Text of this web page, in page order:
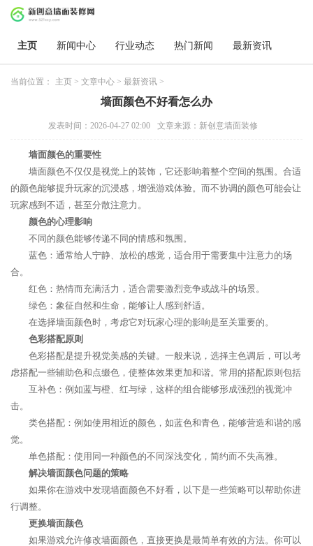
主页 新闻中心 行业动态 热门新闻 最新资讯
当前位置： 主页 > 文章中心 > 最新资讯 >
墙面颜色不好看怎么办
发表时间：2026-04-27 02:00 文章来源：新创意墙面装修
墙面颜色的重要性
墙面颜色不仅仅是视觉上的装饰，它还影响着整个空间的氛围。合适
的颜色能够提升玩家的沉浸感，增强游戏体验。而不协调的颜色可能会让
玩家感到不适，甚至分散注意力。
颜色的心理影响
不同的颜色能够传递不同的情感和氛围。
蓝色：通常给人宁静、放松的感觉，适合用于需要集中注意力的场
合。
红色：热情而充满活力，适合需要激烈竞争或战斗的场景。
绿色：象征自然和生命，能够让人感到舒适。
在选择墙面颜色时，考虑它对玩家心理的影响是至关重要的。
色彩搭配原则
色彩搭配是提升视觉美感的关键。一般来说，选择主色调后，可以考
虑搭配一些辅助色和点缀色，使整体效果更加和谐。常用的搭配原则包括
互补色：例如蓝与橙、红与绿，这样的组合能够形成强烈的视觉冲
击。
类色搭配：例如使用相近的颜色，如蓝色和青色，能够营造和谐的感
觉。
单色搭配：使用同一种颜色的不同深浅变化，简约而不失高雅。
解决墙面颜色问题的策略
如果你在游戏中发现墙面颜色不好看，以下是一些策略可以帮助你进
行调整。
更换墙面颜色
如果游戏允许修改墙面颜色，直接更换是最简单有效的方法。你可以